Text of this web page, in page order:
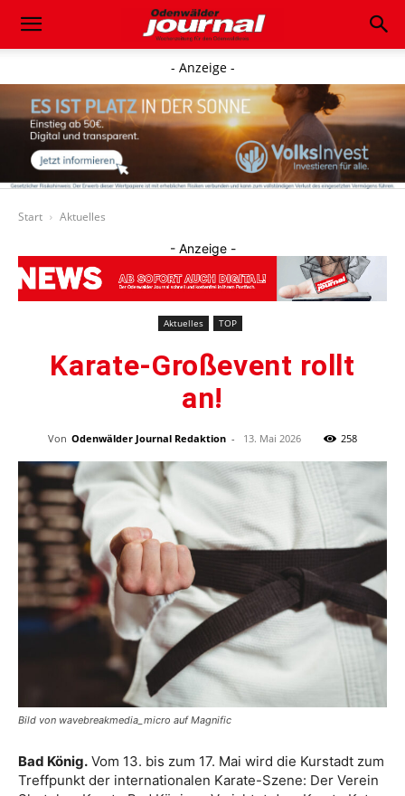
- Anzeige -
Start Aktuelles
- Anzeige -
Aktuelles TOP
Karate-Großevent rollt
an!
Von Odenwälder Journal Redaktion - 13. Mai 2026 258
Bild von wavebreakmedia_micro auf Magnific
Bad König. Vom 13. bis zum 17. Mai wird die Kurstadt zum
Treffpunkt der internationalen Karate-Szene: Der Verein